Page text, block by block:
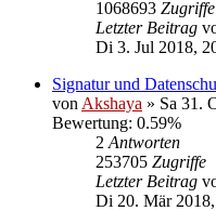
1068693 Zugriffe
Letzter Beitrag
Di 3. Jul 2018,
Signatur und
von Akshaya » Sa 31.
Bewertung: 0.59%
2 Antworten
253705 Zugriffe
Letzter Beitrag
Di 20. Mär